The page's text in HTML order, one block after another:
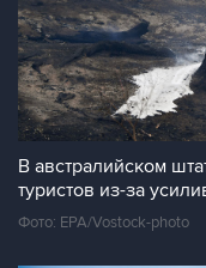
В австралийском
туристов из-за
Фото: EPA/Vostock-photo